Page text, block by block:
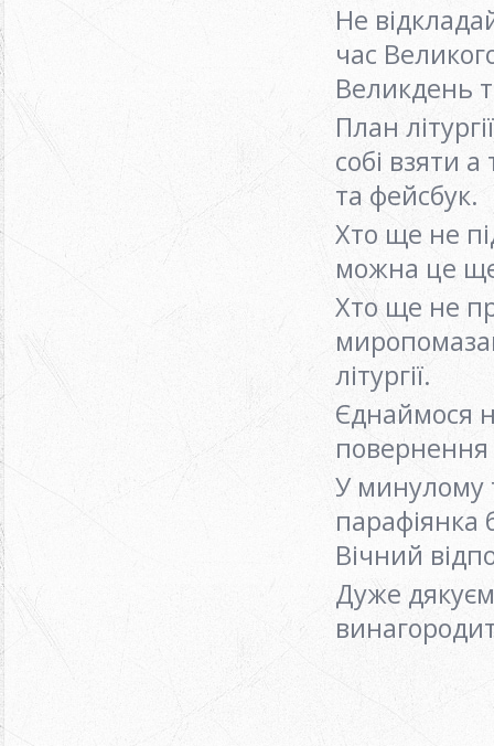
Не
час
Великдень
План
собі взяти
та фейсбук.
Хто ще не
можна це
Хто ще не
літургії.
Єднаймося
повернення
У минулому
парафіянка
Вічний
Дуже